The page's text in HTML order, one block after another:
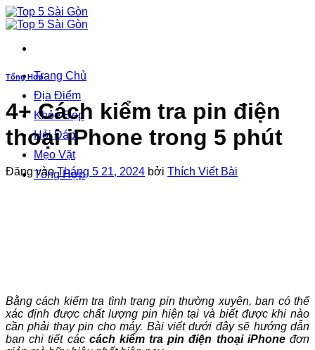
Bỏ
qua
dung
Trang Chủ
Địa Điểm
Khỏe Đẹp
Hỏi Đáp
Mẹo Vặt
Tổng Hợp
Tổng Hợp
4+ Cách kiểm tra pin điện
thoại iPhone trong 5 phút
Đăng vàoTháng 5 21, 2024 bởi Thích Viết Bài
Bằng cách kiểm tra tình trạng pin thường xuyên, bạn có thể
xác định được chất lượng pin hiện tại và biết được khi nào
cần phải thay pin cho máy. Bài viết dưới đây sẽ hướng dẫn
bạn chi tiết các cách kiểm tra pin điện thoại iPhone đơn